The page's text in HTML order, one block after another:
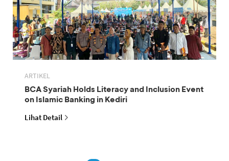
ARTIKEL
BCA Syariah Holds Literacy and Inclusion Event
on Islamic Banking in Kediri
Lihat Detail